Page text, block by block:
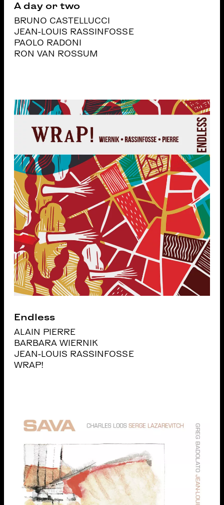
A day or two
BRUNO CASTELLUCCI
JEAN-LOUIS RASSINFOSSE
PAOLO RADONI
RON VAN ROSSUM
Endless
ALAIN PIERRE
BARBARA WIERNIK
JEAN-LOUIS RASSINFOSSE
WRAP!